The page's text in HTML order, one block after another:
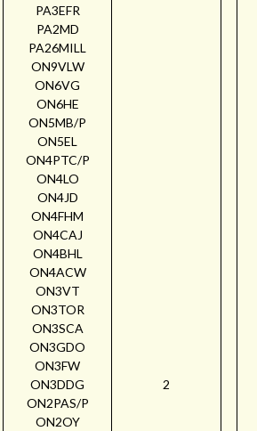
PA3EFR
PA2MD
PA26MILL
ON9VLW
ON6VG
ON6HE
ON5MB/P
ON5EL
ON4PTC/P
ON4LO
ON4JD
ON4FHM
ON4CAJ
ON4BHL
ON4ACW
ON3VT
ON3TOR
ON3SCA
ON3GDO
ON3FW
ON3DDG
ON2PAS/P
ON2OY
2